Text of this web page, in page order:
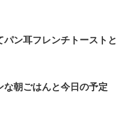
パン耳フレンチトーストと
な朝ごはんと今日の予定